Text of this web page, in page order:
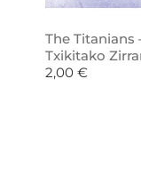
The Titanians
Txikitako
2,00 €